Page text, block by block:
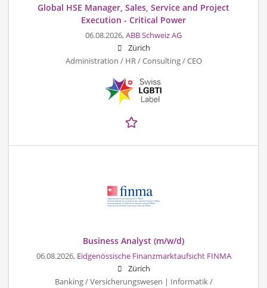
Global HSE Manager, Sales, Service and Project
Execution - Critical Power
06.08.2026,ABB Schweiz AG
Zürich
Administration / HR / Consulting / CEO
Business Analyst (m/w/d)
06.08.2026, Eidgenössische Finanzmarktaufsicht FINMA
Zürich
Banking / Versicherungswesen | Informatik /